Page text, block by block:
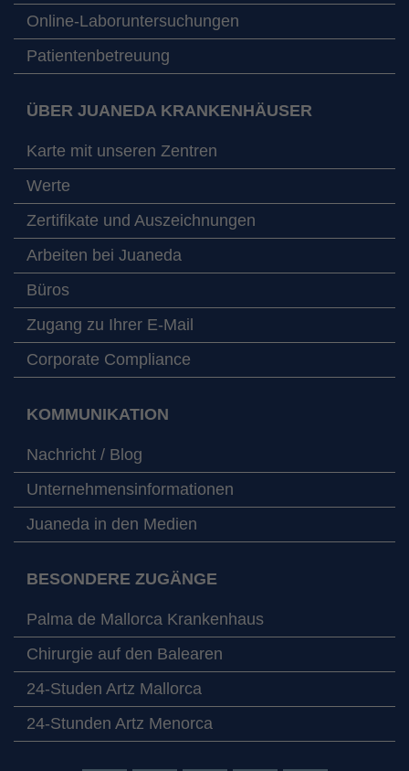
Online-Laboruntersuchungen
Patientenbetreuung
ÜBER JUANEDA KRANKENHÄUSER
Karte mit unseren Zentren
Werte
Zertifikate und Auszeichnungen
Arbeiten bei Juaneda
Büros
Zugang zu Ihrer E-Mail
Corporate Compliance
KOMMUNIKATION
Nachricht / Blog
Unternehmensinformationen
Juaneda in den Medien
BESONDERE ZUGÄNGE
Palma de Mallorca Krankenhaus
Chirurgie auf den Balearen
24-Studen Artz Mallorca
24-Stunden Artz Menorca